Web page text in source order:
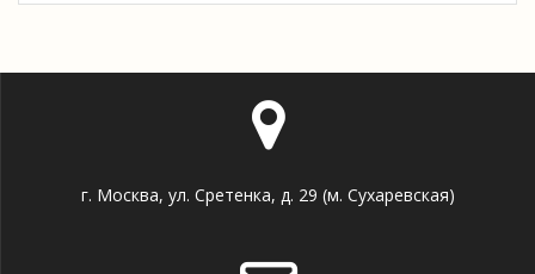
г. Москва, ул. Сретенка, д. 29 (м. Сухаревская)